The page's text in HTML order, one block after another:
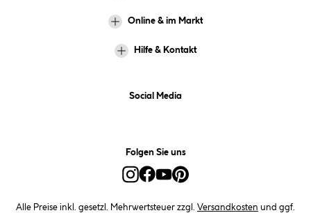
Online & im Markt
Hilfe & Kontakt
Social Media
Folgen Sie uns
Alle Preise inkl. gesetzl. Mehrwertsteuer zzgl. Versandkosten und ggf.